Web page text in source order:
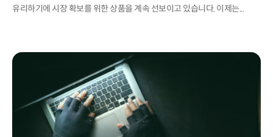
유리하기에 시장 확보를 위한 상품을 계속 선보이고 있습니다. 이제는...